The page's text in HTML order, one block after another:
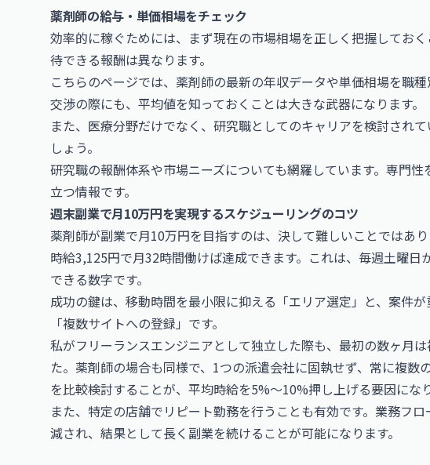
薬剤師の給与・単価相場をチェック
効率的に稼ぐためには、まず現在の市場相場を正しく把握してお
待できる報酬は異なります。
こちらのページでは、薬剤師の最新の年収データや単価相場を職
交渉の際にも、平均値を知っておくことは大きな武器になります。
また、医療分野だけでなく、研究職としてのキャリアを検討され
しょう。
研究職の報酬体系や市場ニーズについても網羅しています。専門
立つ情報です。
週末副業で月10万円を実現するスケジューリングのコツ
薬剤師が副業で月10万円を目指すのは、決して難しいことではあ
時給3,125円で月32時間働けば達成できます。これは、毎週土曜日
できる数字です。
成功の鍵は、移動時間を最小限に抑える「エリア選定」と、案件
「複数サイトへの登録」です。
私がフリーランスエンジニアとして独立した際も、最初の数ヶ月
た。薬剤師の場合も同様で、1つの派遣会社に固執せず、常に複数
を比較検討することが、平均時給を5%〜10%押し上げる要因になり
また、特定の店舗でリピート勤務を行うことも有効です。業務フ
減され、結果として長く副業を続けることが可能になります。